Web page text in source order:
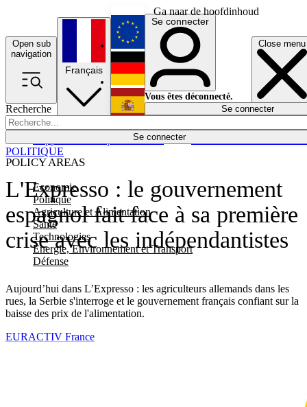
Ga naar de hoofdinhoud
Open sub
navigation
Close menu
Recherche
Se connecter
POLICY AREAS
Economie
Politique
Agriculture et Alimentation
Santé
Technologies
Energie, Environnement et Transport
Défense
Économie
Français
English
Deutsch
Español
Se connecter
Vous êtes déconnecté.
Se connecter
L'Expresso : le gouvernement
espagnol fait face à sa première
crise avec les indépendantistes
Aujourd’hui dans L’Expresso : les agriculteurs allemands dans les
rues, la Serbie s'interroge et le gouvernement français confiant sur la
baisse des prix de l'alimentation.
POLITIQUE
EURACTIV France